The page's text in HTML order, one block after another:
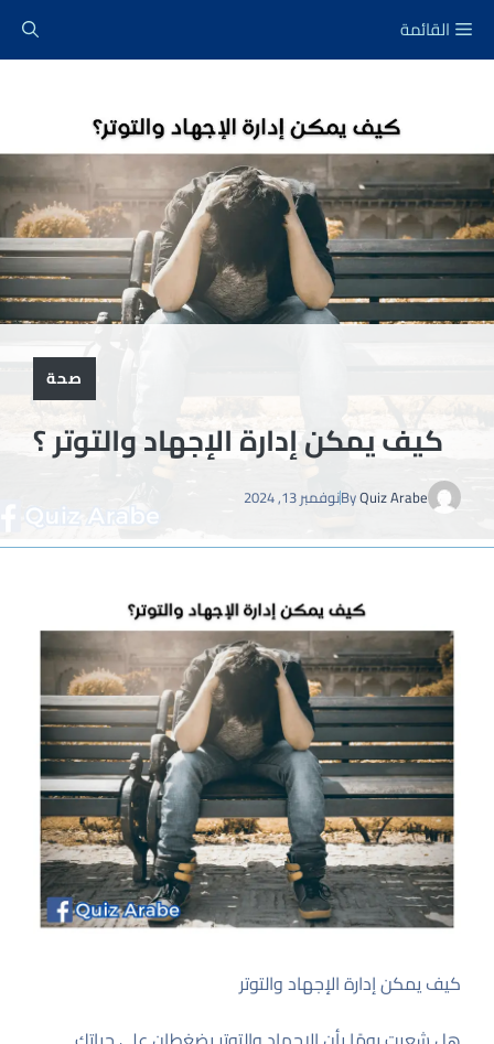
القائمة
صحة
كيف يمكن إدارة الإجهاد والتوتر ؟
ByQuiz Arabe نوفمبر 13, 2024
كيف يمكن إدارة الإجهاد والتوتر